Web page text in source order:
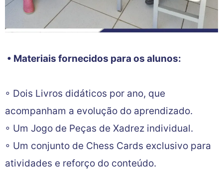
• Materiais fornecidos para os alunos:
◦ Dois Livros didáticos por ano, que
acompanham a evolução do aprendizado.
◦ Um Jogo de Peças de Xadrez individual.
◦ Um conjunto de Chess Cards exclusivo para
atividades e reforço do conteúdo.